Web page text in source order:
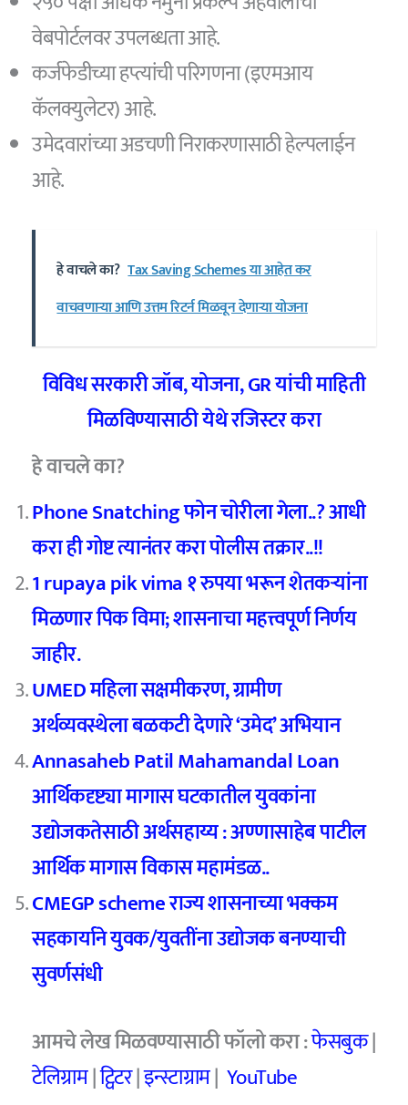
वेबपोर्टलवर उपलब्धता आहे.
कर्जफेडीच्या हप्त्यांची परिगणना (इएमआय
कॅलक्युलेटर) आहे.
उमेदवारांच्या अडचणी निराकरणासाठी हेल्पलाईन
आहे.
हे वाचले का? Tax Saving Schemes या आहेत कर
वाचवणार्‍या आणि उत्तम रिटर्न मिळवून देणाऱ्या योजना
विविध सरकारी जॉब, योजना, GR यांची माहिती
मिळविण्यासाठी येथे रजिस्टर करा
हे वाचले का?
Phone Snatching फोन चोरीला गेला..? आधी
करा ही गोष्ट त्यानंतर करा पोलीस तक्रार..!!
1 rupaya pik vima १ रुपया भरून शेतकऱ्यांना
मिळणार पिक विमा; शासनाचा महत्त्वपूर्ण निर्णय
जाहीर.
UMED महिला सक्षमीकरण, ग्रामीण
अर्थव्यवस्थेला बळकटी देणारे ‘उमेद’ अभियान
Annasaheb Patil Mahamandal Loan
आर्थिकदृष्ट्या मागास घटकातील युवकांना
उद्योजकतेसाठी अर्थसहाय्य : अण्णासाहेब पाटील
आर्थिक मागास विकास महामंडळ..
CMEGP scheme राज्य शासनाच्या भक्कम
सहकार्याने युवक/युवतींना उद्योजक बनण्याची
सुवर्णसंधी
आमचे लेख मिळवण्यासाठी फॉलो करा :फेसबुक|
टेलिग्राम|ट्विटर|इन्स्टाग्राम| YouTube